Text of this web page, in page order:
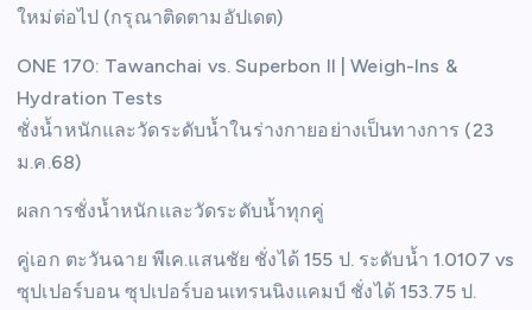
ใหม่ต่อไป (กรุณาติดตามอัปเดต)
ONE 170: Tawanchai vs. Superbon II | Weigh-Ins &
Hydration Tests
ชั่งน้ำหนักและวัดระดับน้ำในร่างกายอย่างเป็นทางการ (23
ม.ค.68)
ผลการชั่งน้ำหนักและวัดระดับน้ำทุกคู่
คู่เอก ตะวันฉาย พีเค.แสนชัย ชั่งได้ 155 ป. ระดับน้ำ 1.0107 vs
ซุปเปอร์บอน ซุปเปอร์บอนเทรนนิงแคมป์ ชั่งได้ 153.75 ป.